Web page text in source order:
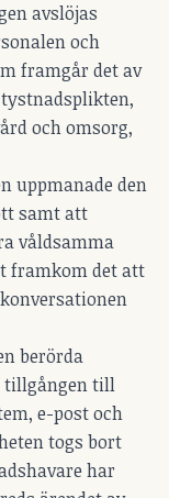
avslöjas
och
framgår det av
och omsorg,
uppmanade den
samt att
våldsamma
framkom det att
berörda
tillgången till
e-post och
togs bort
har